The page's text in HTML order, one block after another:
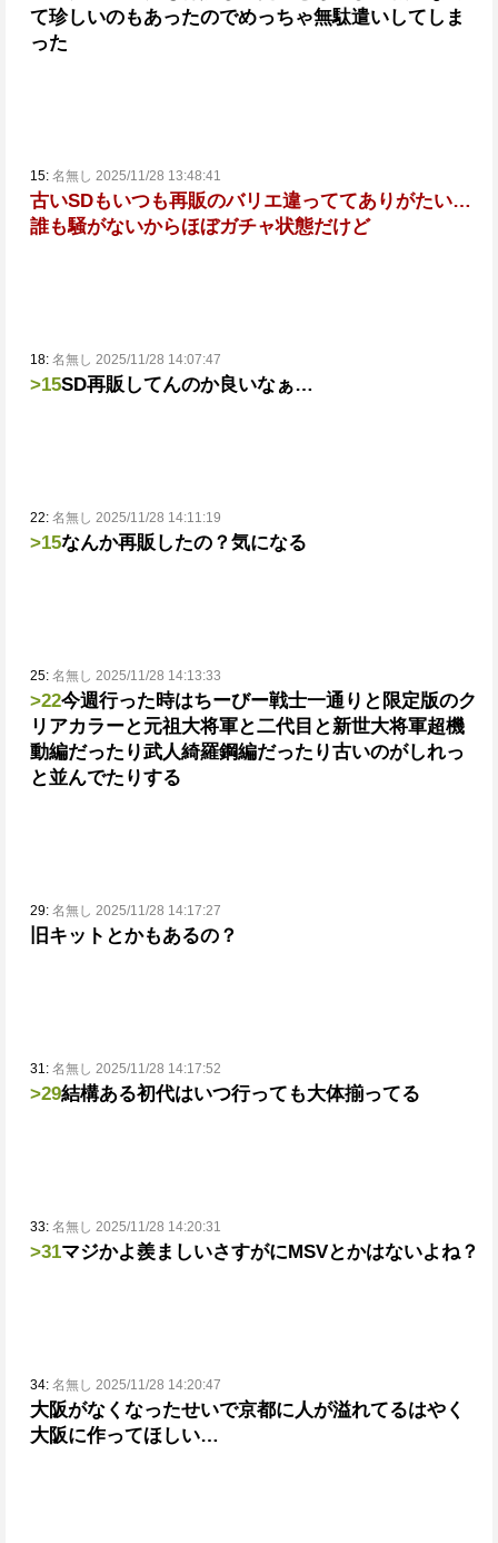
て珍しいのもあったのでめっちゃ無駄遣いしてしま
った
15: 名無し 2025/11/28 13:48:41
古いSDもいつも再販のバリエ違っててありがたい…
誰も騒がないからほぼガチャ状態だけど
18: 名無し 2025/11/28 14:07:47
>15SD再販してんのか良いなぁ…
22: 名無し 2025/11/28 14:11:19
>15なんか再販したの？気になる
25: 名無し 2025/11/28 14:13:33
>22今週行った時はちーびー戦士一通りと限定版のク
リアカラーと元祖大将軍と二代目と新世大将軍超機
動編だったり武人綺羅鋼編だったり古いのがしれっ
と並んでたりする
29: 名無し 2025/11/28 14:17:27
旧キットとかもあるの？
31: 名無し 2025/11/28 14:17:52
>29結構ある初代はいつ行っても大体揃ってる
33: 名無し 2025/11/28 14:20:31
>31マジかよ羨ましいさすがにMSVとかはないよね？
34: 名無し 2025/11/28 14:20:47
大阪がなくなったせいで京都に人が溢れてるはやく
大阪に作ってほしい…